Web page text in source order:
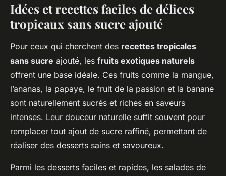
Apprenez à concocter des
délices tropicaux à base de
fruits sans sucre ajouté !
Gabin • 25 avril 2025 • 5 min de lecture
Idées et recettes faciles de délices
tropicaux sans sucre ajouté
Pour ceux qui cherchent des recettes tropicales
sans sucre ajouté, les fruits exotiques naturels
offrent une base idéale. Ces fruits comme la mangue,
l’ananas, la papaye, le fruit de la passion et la banane
sont naturellement sucrés et riches en saveurs
intenses. Leur douceur naturelle suffit souvent pour
remplacer tout ajout de sucre raffiné, permettant de
réaliser des desserts sains et savoureux.
Parmi les desserts faciles et rapides, les salades de